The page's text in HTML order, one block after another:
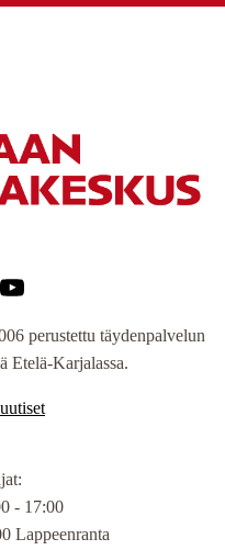
perustettu täydenpalvelun
Etelä-Karjalassa.
:
- 17:00
Lappeenranta